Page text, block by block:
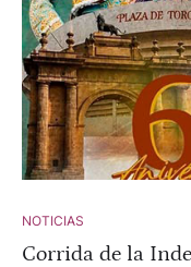
NOTICIAS
Corrida de la